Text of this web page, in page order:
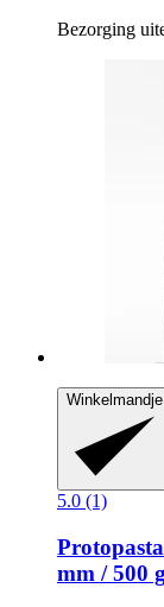
Bezorging
Winkelmandje
5.0 (1)
Protopasta
mm / 500 g